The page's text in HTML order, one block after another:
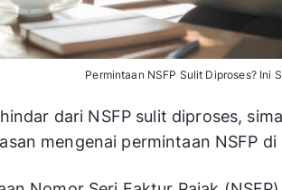
Permintaan NSFP Sulit Diproses? Ini
dari NSFP sulit diproses,
mengenai permintaan NSFP di